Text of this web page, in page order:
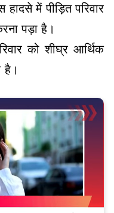
में पीड़ित परिवार
पड़ा है।
को शीघ्र आर्थिक
है।